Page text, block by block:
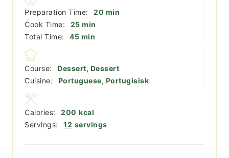
Preparation Time: 20 minutter
min
Cook Time:
25minutter
min
Total Time:
45minutter
min
Course:
Dessert, Dessert
Cuisine:
Portuguese, Portugisisk
Servings: 12 servings
Calories: 200 kcal